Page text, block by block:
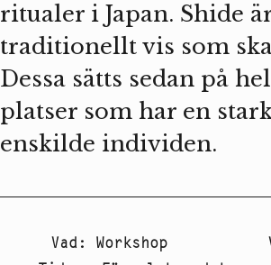
ritualer i Japan. Shide
traditionellt vis som
Dessa sätts sedan på
platser som har en
enskilde individen.
Vad : Workshop